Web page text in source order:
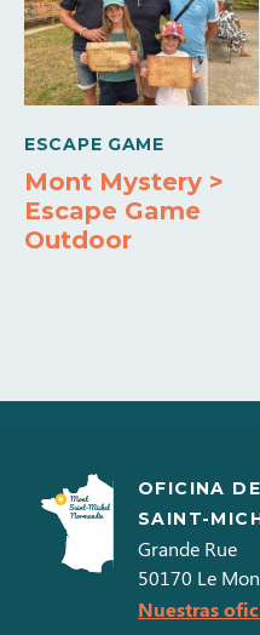
Medios de pago
Cheques bancarios y postales
ESCAPE GAME
Mont Mystery >
Escape Game
Outdoor
OFICINA
SAINT-
Grande Rue
50170 Le
Nuestras